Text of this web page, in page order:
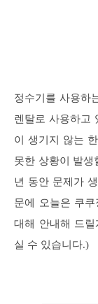
정수기를 사용하
렌탈로 사용하고
이 생기지 않는
못한 상황이 발생
년 동안 문제가
문에 오늘은 쿠쿠
대해 안내해 드
실 수 있습니다.)